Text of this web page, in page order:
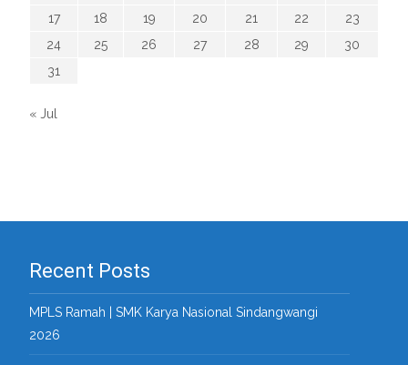
17
18 19 20 21 22
23
24
25 26 27 28 29
30
31
« Jul
Recent Posts
MPLS Ramah | SMK Karya Nasional Sindangwangi
2026